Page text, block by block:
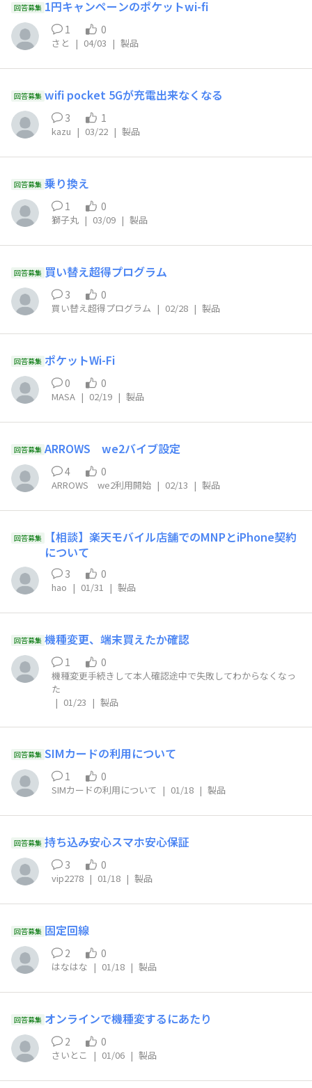
回答募集 1円キャンペーンのポケットwi-fi
1 0
さと | 04/03 | 製品
回答募集 wifi pocket 5Gが充電出来なくなる
3 1
kazu | 03/22 | 製品
回答募集 乗り換え
1 0
獅子丸 | 03/09 | 製品
回答募集 買い替え超得プログラム
3 0
買い替え超得プログラム | 02/28 | 製品
回答募集 ポケットWi-Fi
0 0
MASA | 02/19 | 製品
回答募集 ARROWS we2バイブ設定
4 0
ARROWS we2利用開始 | 02/13 | 製品
回答募集
【相談】楽天モバイル店舗でのMNPとiPhone契約
について
3 0
hao | 01/31 | 製品
回答募集 機種変更、端末買えたか確認
1 0
機種変更手続きして本人確認途中で失敗してわからなくなっ
た
| 01/23 | 製品
回答募集 SIMカードの利用について
1 0
SIMカードの利用について | 01/18 | 製品
回答募集 持ち込み安心スマホ安心保証
3 0
vip2278 | 01/18 | 製品
回答募集 固定回線
2 0
はなはな | 01/18 | 製品
回答募集 オンラインで機種変するにあたり
2 0
さいとこ | 01/06 | 製品